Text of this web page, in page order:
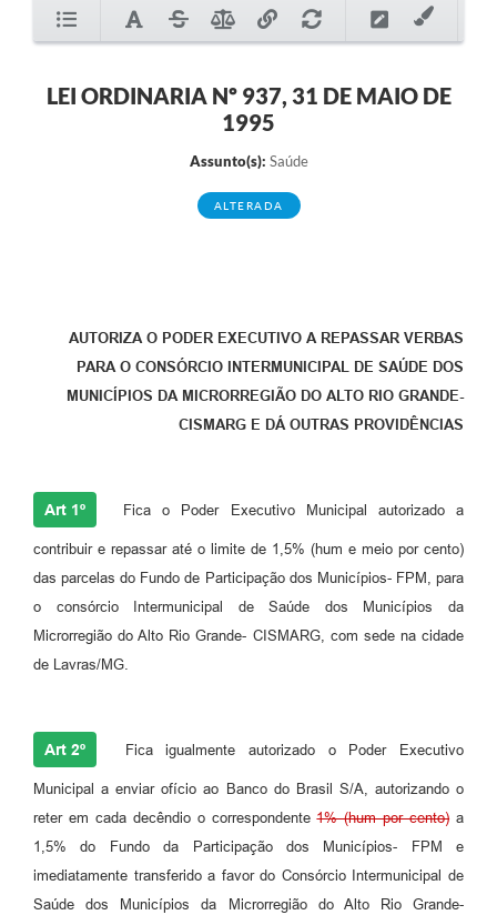
Notícias
Denúncia de Lotes sujos e entulhos
Portal da Transparência
Fila de espera SUS
Publicações
Vigilância em Saúde
Creche Municipal
Plano Diretor
REMUME
Orientações COVID-19
Carta de Serviços
LEI ORDINARIA Nº 937, 31 DE MAIO DE
1995
Assunto(s): Saúde
ALTERADA
AUTORIZA O PODER EXECUTIVO A REPASSAR VERBAS
PARA O CONSÓRCIO INTERMUNICIPAL DE SAÚDE DOS
MUNICÍPIOS DA MICRORREGIÃO DO ALTO RIO GRANDE-
CISMARG E DÁ OUTRAS PROVIDÊNCIAS
Art 1º Fica o Poder Executivo Municipal autorizado a
contribuir e repassar até o limite de 1,5% (hum e meio por cento)
das parcelas do Fundo de Participação dos Municípios- FPM, para
o consórcio Intermunicipal de Saúde dos Municípios da
Microrregião do Alto Rio Grande- CISMARG, com sede na cidade
de Lavras/MG.
Art 2º Fica igualmente autorizado o Poder Executivo
Municipal a enviar ofício ao Banco do Brasil S/A, autorizando o
reter em cada decêndio o correspondente1% (hum por cento)a
1,5% do Fundo da Participação dos Municípios- FPM e
imediatamente transferido a favor do Consórcio Intermunicipal de
Saúde dos Municípios da Microrregião do Alto Rio Grande-